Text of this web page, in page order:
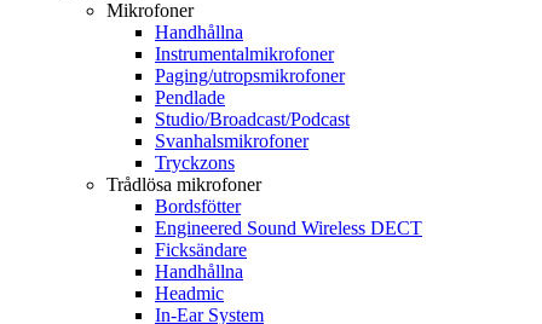
Mikrofoner
Handhållna
Instrumentalmikrofoner
Paging/utropsmikrofoner
Pendlade
Studio/Broadcast/Podcast
Svanhalsmikrofoner
Tryckzons
Trådlösa mikrofoner
Bordsfötter
Engineered Sound Wireless DECT
Ficksändare
Handhållna
Headmic
In-Ear System